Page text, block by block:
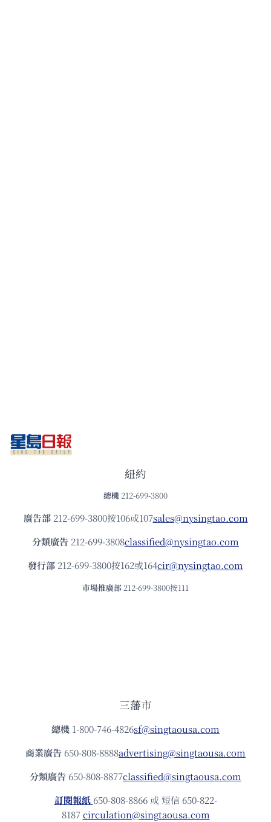
紐約
總機 212-699-3800
廣告部212-699-3800按106或107sales@nysingtao.com
分類廣告 212-699-3808classified@nysingtao.com
發⾏部 212-699-3800按162或164cir@nysingtao.com
市場推廣部 212-699-3800按111
三藩市
總機 1-800-746-4826sf@singtaousa.com
商業廣告 650-808-8888advertising@singtaousa.com
分類廣告 650-808-8877classified@singtaousa.com
訂閱報紙 650-808-8866 或 短信 650-822-
8187circulation@singtaousa.com